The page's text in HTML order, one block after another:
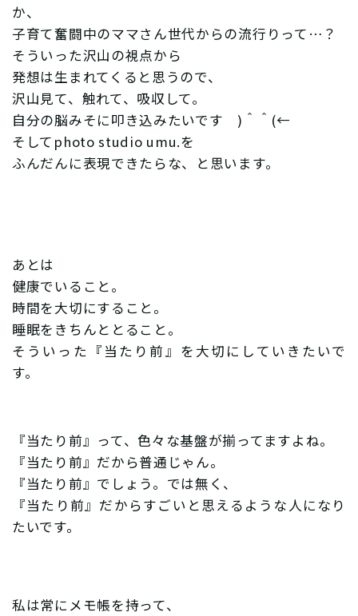
か、
子育て奮闘中のママさん世代からの流行りって…？
そういった沢山の視点から
発想は生まれてくると思うので、
沢山見て、触れて、吸収して。
自分の脳みそに叩き込みたいです )＾＾(←
そしてphoto studio umu.を
ふんだんに表現できたらな、と思います。
あとは
健康でいること。
時間を大切にすること。
睡眠をきちんととること。
そういった『当たり前』を大切にしていきたいで
す。
『当たり前』って、色々な基盤が揃ってますよね。
『当たり前』だから普通じゃん。
『当たり前』でしょう。では無く、
『当たり前』だからすごいと思えるような人になり
たいです。
私は常にメモ帳を持って、